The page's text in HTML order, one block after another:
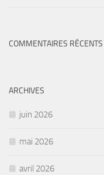
COMMENTAIRES RÉCENTS
ARCHIVES
juin 2026
mai 2026
avril 2026